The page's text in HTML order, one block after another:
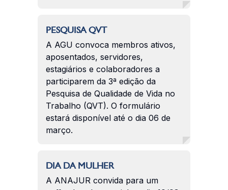
PESQUISA QVT
A AGU convoca membros ativos,
aposentados, servidores,
estagiários e colaboradores a
participarem da 3ª edição da
Pesquisa de Qualidade de Vida no
Trabalho (QVT). O formulário
estará disponível até o dia 06 de
março.
DIA DA MULHER
A ANAJUR convida para um